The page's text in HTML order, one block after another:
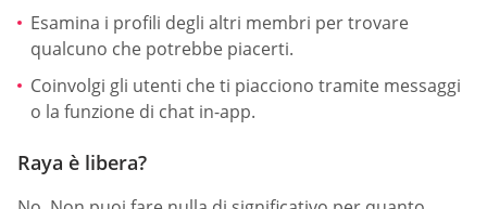
Esamina i profili degli altri membri per trovare
qualcuno che potrebbe piacerti.
Coinvolgi gli utenti che ti piacciono tramite messaggi
o la funzione di chat in-app.
Raya è libera?